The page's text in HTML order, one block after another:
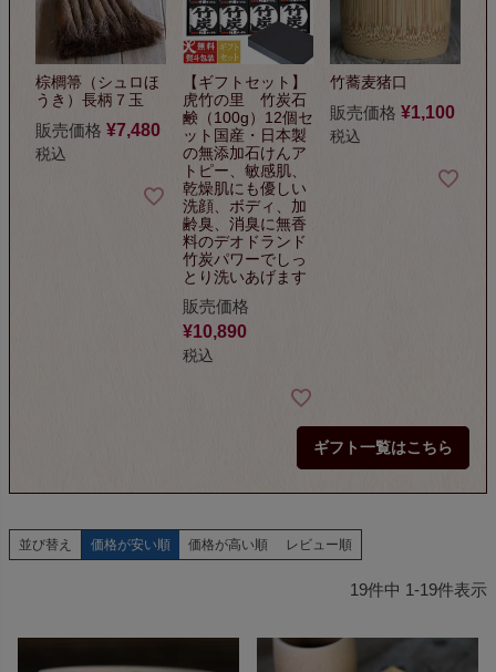
棕櫚箒（シュロほ
うき）長柄７玉
販売価格 ¥7,480
税込
【ギフトセット】
虎竹の里 竹炭石
鹸（100g）12個セ
ット 国産・日本製
の無添加石けんア
トピー、敏感肌、
乾燥肌にも優しい
洗顔、ボディ、加
齢臭、 消臭に無香
料のデオドランド
竹炭パワーでしっ
とり洗いあげます
販売価格
¥10,890
税込
竹蕎麦猪口
販売価格 ¥1,100
税込
ギフト一覧はこちら
並び替え 価格が安い順 価格が高い順 レビュー順
19件中 1-19件表示